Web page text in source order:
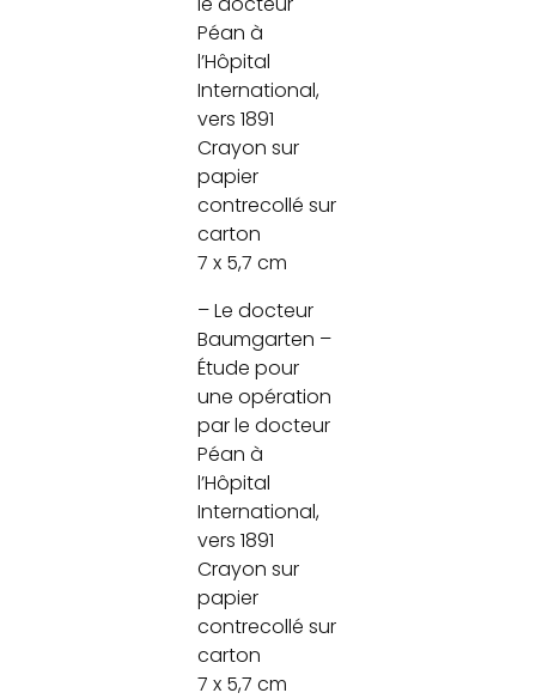
Péan à
l’Hôpital
International,
vers 1891
Crayon sur
papier
contrecollé sur
carton
7 x 5,7 cm
– Le docteur
Baumgarten –
Étude pour
une opération
par le docteur
Péan à
l’Hôpital
International,
vers 1891
Crayon sur
papier
contrecollé sur
carton
7 x 5,7 cm